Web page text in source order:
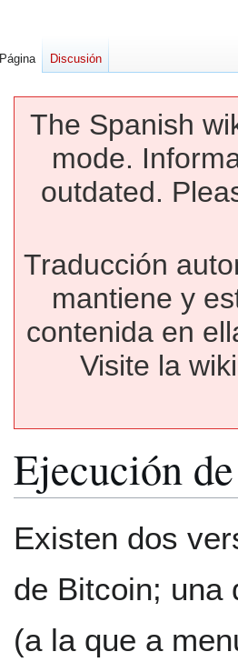
The Spanish
mode.
outdated.
Traducción
mantiene y
contenida en
Visite la
Ejecución
a
navegación
a
búsqueda
Existen dos
de Bitcoin; una
(a la que a
Página Discusión